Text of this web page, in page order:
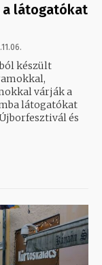
a látogatókat
készült
várják a
látogatókat
és